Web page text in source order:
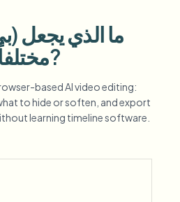
ما الذي يجعل
مختلفاً؟?
based AI video editing:
to hide or soften, and export
learning timeline software.